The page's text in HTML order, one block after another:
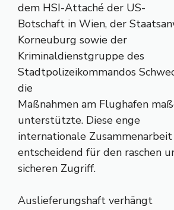
dem HSI-Attaché der US-
Botschaft in Wien, der
Korneuburg sowie der
Kriminaldienstgruppe des
Stadtpolizeikommandos
die
Maßnahmen am Flughafen
unterstützte. Diese enge
internationale
entscheidend für den raschen
sicheren Zugriff.
Auslieferungshaft verhängt